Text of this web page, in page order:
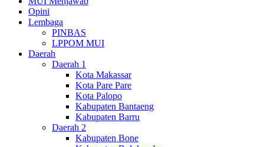
Opini
Lembaga
PINBAS
LPPOM MUI
Daerah
Daerah 1
Kota Makassar
Kota Pare Pare
Kota Palopo
Kabupaten Bantaeng
Kabupaten Barru
Daerah 2
Kabupaten Bone